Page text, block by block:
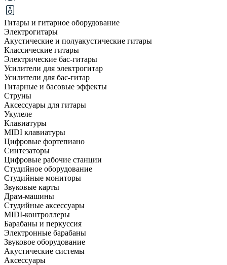
Гитары и гитарное оборудование
Электрогитары
Акустические и полуакустические гитары
Классические гитары
Электрические бас-гитары
Усилители для электрогитар
Усилители для бас-гитар
Гитарные и басовые эффекты
Струны
Аксессуары для гитары
Укулеле
Клавиатуры
MIDI клавиатуры
Цифровые фортепиано
Синтезаторы
Цифровые рабочие станции
Студийное оборудование
Студийные мониторы
Звуковые карты
Драм-машины
Студийные аксессуары
MIDI-контроллеры
Барабаны и перкуссия
Электронные барабаны
Звуковое оборудование
Акустические системы
Аксессуары